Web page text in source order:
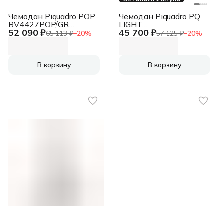
52 090 ₽65 113 ₽−20%
Чемодан Piquadro POP
BV4427POP/GR
46x69x27см 67л.
В корзину
45 700 ₽57 125 ₽−20%
Чемодан Piquadro PQ
LIGHT
(BV4425PQL/BLUO)
В корзину